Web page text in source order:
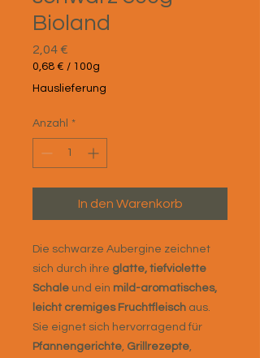
Bioland
2,04 €
0,68 € / 100g
0,68 €
Gramm
Hauslieferung
Anzahl *
In den Warenkorb
Die schwarze Aubergine zeichnet
sich durch ihre glatte, tiefviolette
Schale und ein mild-aromatisches,
leicht cremiges Fruchtfleisch aus.
Sie eignet sich hervorragend für
Pfannengerichte, Grillrezepte,